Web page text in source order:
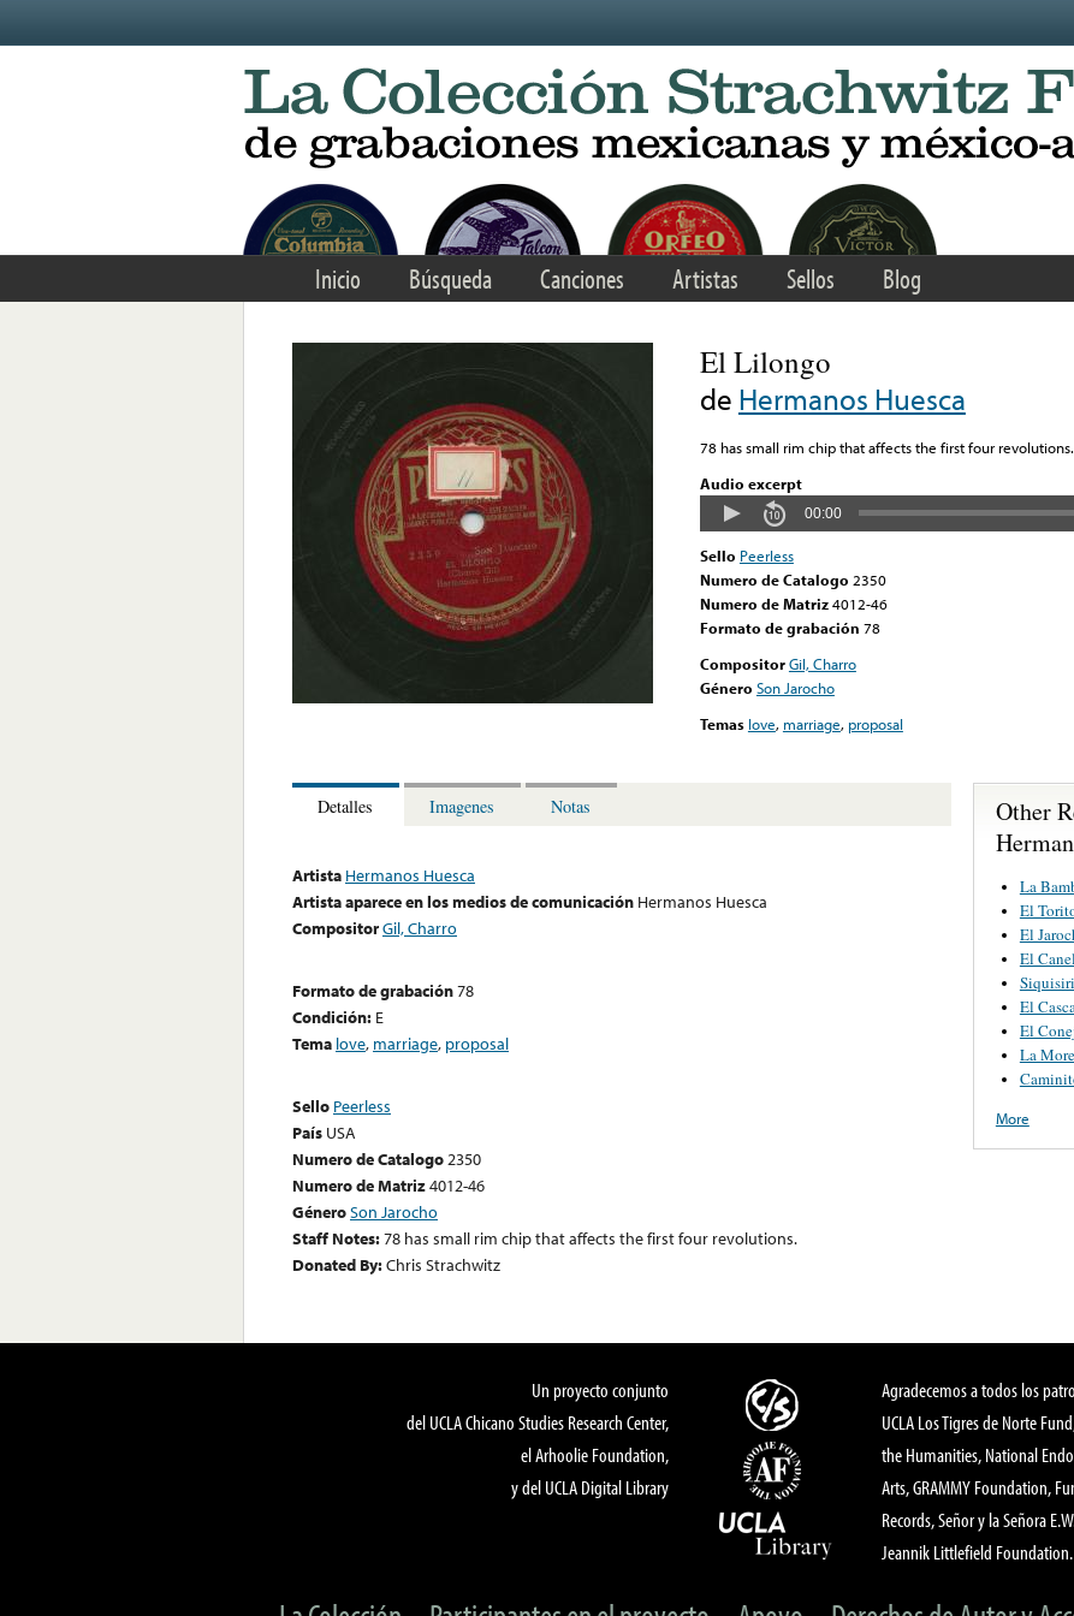
Inicio Búsqueda Canciones Artistas Sellos Blog
El Lilongo
de Hermanos Huesca
78 has small rim chip that affects the first four revolutions.
Audio excerpt
00:00
Sello Peerless
Numero de Catalogo 2350
Numero de Matriz4012-46
Formato de grabación 78
CompositorGil, Charro
Género Son Jarocho
Temas love, marriage, proposal
Detalles Imagenes Notas
Artista Hermanos Huesca
Artista aparece en los medios de comunicación Hermanos Huesca
CompositorGil, Charro
Formato de grabación78
Condición: E
Tema love, marriage, proposal
Sello Peerless
País USA
Numero de Catalogo2350
Numero de Matriz4012-46
GéneroSon Jarocho
Staff Notes:78 has small rim chip that affects the first four revolutions.
Donated By:Chris Strachwitz
Other
La
El
El
El
Siquisiri
El
El
La
More
Un proyecto conjunto
del UCLA Chicano Studies Research Center,
el Arhoolie Foundation,
y del UCLA Digital Library
Agradecemos a todos los
UCLA Los Tigres de Norte
the Humanities, National
Arts, GRAMMY Foundation,
Records, Señor y la Señora
Jeannik Littlefield Foundation.